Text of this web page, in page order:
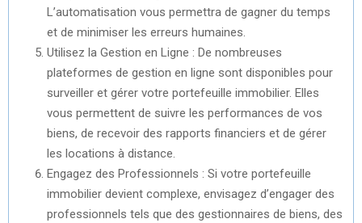
L’automatisation vous permettra de gagner du temps
et de minimiser les erreurs humaines.
Utilisez la Gestion en Ligne : De nombreuses
plateformes de gestion en ligne sont disponibles pour
surveiller et gérer votre portefeuille immobilier. Elles
vous permettent de suivre les performances de vos
biens, de recevoir des rapports financiers et de gérer
les locations à distance.
Engagez des Professionnels : Si votre portefeuille
immobilier devient complexe, envisagez d’engager des
professionnels tels que des gestionnaires de biens, des